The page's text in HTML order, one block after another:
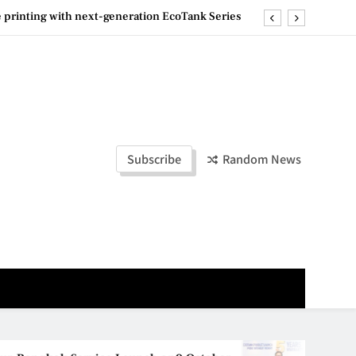
printing with next-generation EcoTank Series
printing with next-generation EcoTank Series
Subscribe Random News